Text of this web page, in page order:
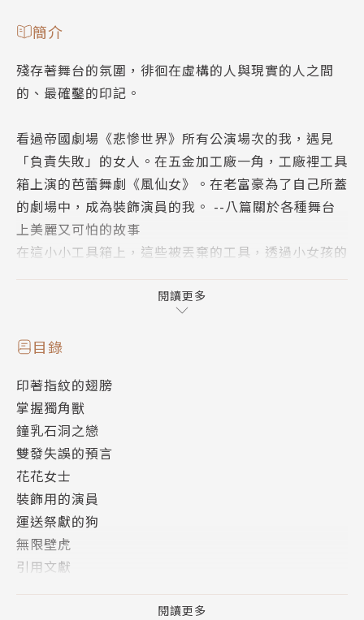
簡介
殘存著舞台的氛圍，徘徊在虛構的人與現實的人之間
的、最確鑿的印記。
看過帝國劇場《悲慘世界》所有公演場次的我，遇見
「負責失敗」的女人。在五金加工廠一角，工廠裡工具
箱上演的芭蕾舞劇《風仙女》。在老富豪為了自己所蓋
的劇場中，成為裝飾演員的我。 --八篇關於各種舞台
上美麗又可怕的故事
在這小小工具箱上，這些被丟棄的工具，透過小女孩的
女工悄悄從背後靠近小女孩，避免自己的影子打擾到
每個動作都經過精心設計，毫無一點遲疑，極為精雕細
琢。與其說小女孩是操控一切的全能導演，不如說她只
是為那些工具服務的忠心僕從。工具箱在小女孩的眼
裡，遠比表面所見擁有更深奧的世界。它就像真實世界
的舞台那樣，每一分、每一秒都是瞬息萬變的。女工默
默地站在後方，除此之外她沒有任何能做的。突然，她
想起文化會館座椅的觸感，以及從三樓往下看見遠方舞
台上交叉的兩束光。女工相信，那些金屬小零件摩擦所
發出的鏗鏘，在小女孩的世界裡一定是響著跟交響樂團
閱讀更多
目錄
印著指紋的翅膀
掌握獨角獸
鐘乳石洞之戀
雙發失誤的預言
花花女士
裝飾用的演員
運送祭獻的狗
無限壁虎
引用文獻
閱讀更多